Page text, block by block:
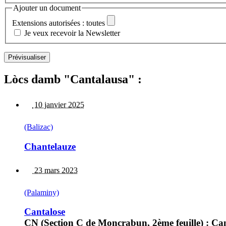
Ajouter un document
Extensions autorisées : toutes
Je veux recevoir la Newsletter
Lòcs damb "Cantalausa" :
10 janvier 2025
(Balizac)
Chantelauze
23 mars 2023
(Palaminy)
Cantalose
CN (Section C de Moncrabun, 2ème feuille) :